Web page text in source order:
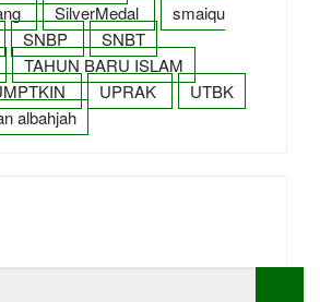
SilverMedal
smaiqu
SNBP
SNBT
TAHUN BARU ISLAM
UPRAK
UTBK
albahjah